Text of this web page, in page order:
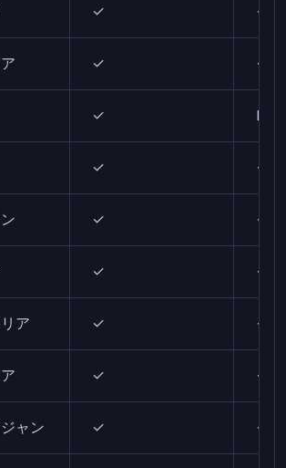
✓ ✓
✓ ✓
✓ N/A
✓ ✓
✓ ✓
✓ ✓
ア ✓ ✓
✓ ✓
ャン ✓ ✓